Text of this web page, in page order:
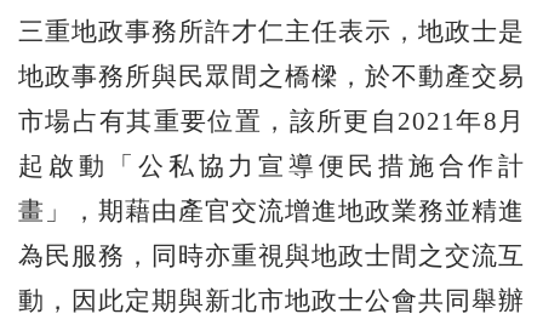
三重地政事務所許才仁主任表示，地政士是
地政事務所與民眾間之橋樑，於不動產交易
市場占有其重要位置，該所更自2021年8月
起啟動「公私協力宣導便民措施合作計
畫」，期藉由產官交流增進地政業務並精進
為民服務，同時亦重視與地政士間之交流互
動，因此定期與新北市地政士公會共同舉辦